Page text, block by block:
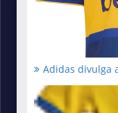
Adidas divulga